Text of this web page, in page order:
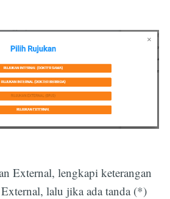
External, lengkapi keterangan
lalu jika ada tanda (*)